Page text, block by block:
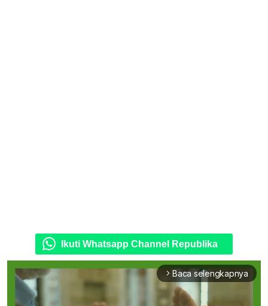
Ikuti Whatsapp Channel Republika
arrow_forward_ios Baca selengkapnya